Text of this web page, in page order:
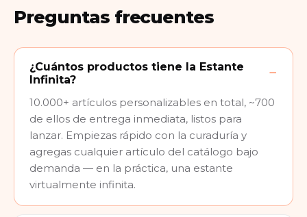
Preguntas frecuentes
¿Cuántos productos tiene la Estante
Infinita?
10.000+ artículos personalizables en total, ~700
de ellos de entrega inmediata, listos para
lanzar. Empiezas rápido con la curaduría y
agregas cualquier artículo del catálogo bajo
demanda — en la práctica, una estante
virtualmente infinita.